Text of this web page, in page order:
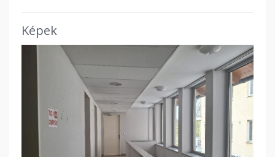
Képek